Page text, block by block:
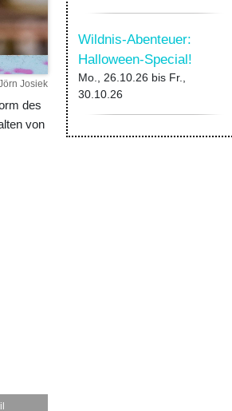
Josiek
des
von
Wildnis-Abenteuer:
Halloween-Special!
Mo., 26.10.26 bis Fr.,
30.10.26